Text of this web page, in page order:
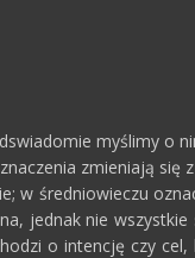
myślimy o
zmieniają
w średniowieczu
jednak nie
o intencję czy